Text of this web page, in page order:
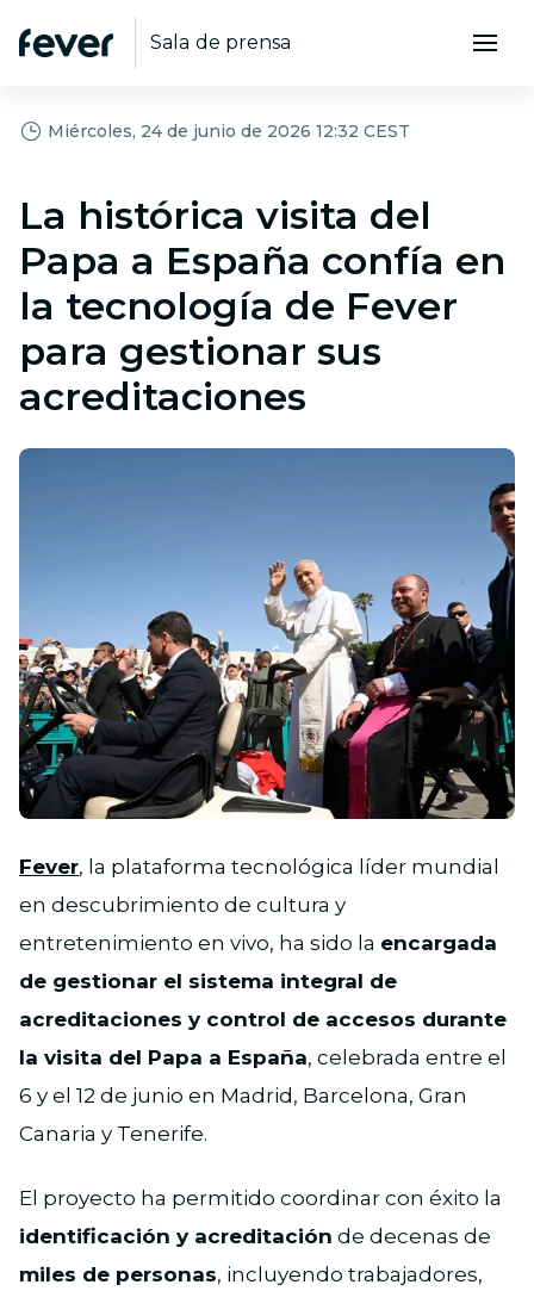
Sala de prensa
Miércoles, 24 de junio de 2026 12:32 CEST
La histórica visita del
Papa a España confía en
la tecnología de Fever
para gestionar sus
acreditaciones
PNG
Fever, la plataforma tecnológica líder mundial
en descubrimiento de cultura y
entretenimiento en vivo, ha sido la encargada
de gestionar el sistema integral de
acreditaciones y control de accesos durante
la visita del Papa a España, celebrada entre el
6 y el 12 de junio en Madrid, Barcelona, Gran
Canaria y Tenerife.
El proyecto ha permitido coordinar con éxito la
identificación y acreditación de decenas de
miles de personas, incluyendo trabajadores,